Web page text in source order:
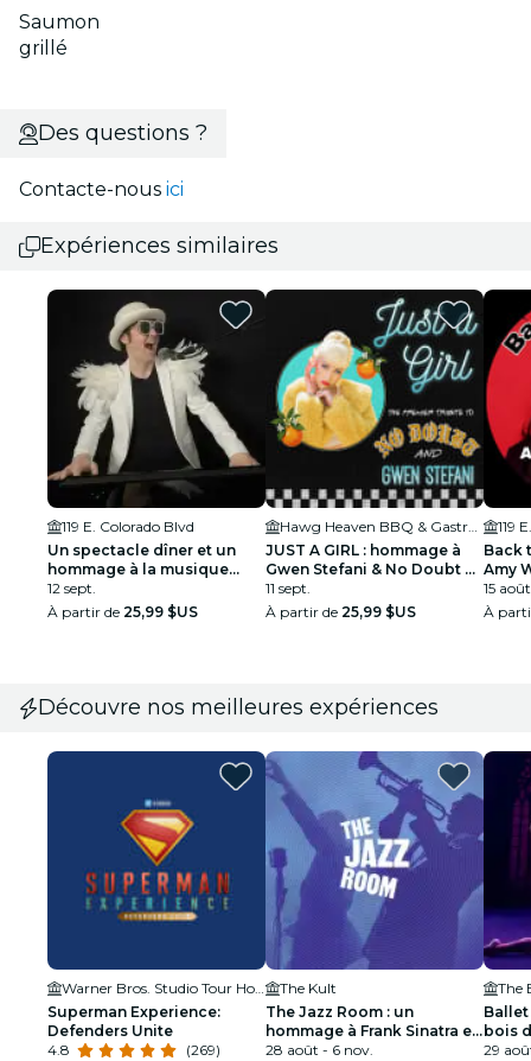
Saumon
grillé
Des questions ?
Contacte-nous ici
Expériences similaires
119 E. Colorado Blvd
Un spectacle dîner et un
hommage à la musique
d'Elton John!
12 sept.
À partir de 25,99 $US
Hawg Heaven BBQ & Gastro Pub
JUST A GIRL : hommage à
Gwen Stefani & No Doubt et
spectacle dîner
11 sept.
À partir de 25,99 $US
119
Back
Amy
15 août
À
Découvre nos meilleures expériences
Warner Bros. Studio Tour Hollywood
Superman Experience:
Defenders Unite
4.8
(269)
The Kult
The Jazz Room : un
hommage à Frank Sinatra et
Louis Armstrong
28 août - 6 nov.
Ballet
bois
29